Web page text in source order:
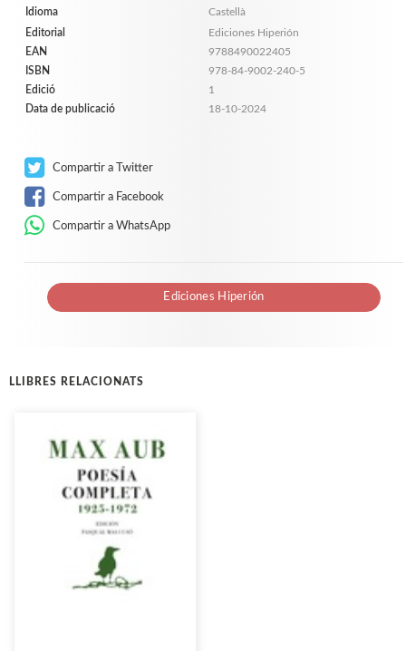
Idioma
Castellà
Editorial
Ediciones Hiperión
EAN
9788490022405
ISBN
978-84-9002-240-5
Edició
1
Data de publicació
18-10-2024
Compartir a Twitter
Compartir a Facebook
Compartir a WhatsApp
Ediciones Hiperión
LLIBRES RELACIONATS